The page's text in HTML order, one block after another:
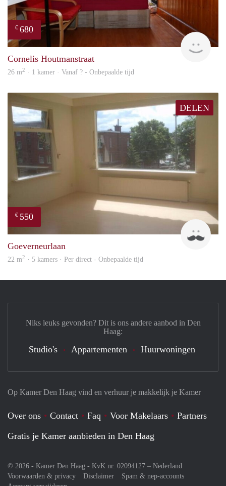
€ 680
Cornelis Houtmanstraat
26 m2 · 1 kamer · Vanaf ? - Onbepaalde tijd
DELEN
€ 550
John
Goeverneurlaan
22 m2 · 5 kamers · Per direct - Onbepaalde tijd
Op Kamer Den Haag vind en verhuur je makkelijk je Kamer
Over ons Contact Faq Voor Makelaars
Partners
Gratis je Kamer aanbieden in Den Haag
© 2026 - Kamer Den Haag - KvK nr. 02094127 – Nederland
Voorwaarden & privacy
Disclaimer
Spam & nep-accounts
Niks leuks gevonden? Dit is ons andere aanbod in Den
Haag:
Studio's Appartementen Huurwoningen